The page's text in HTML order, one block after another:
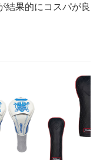
結果的にコスパが良